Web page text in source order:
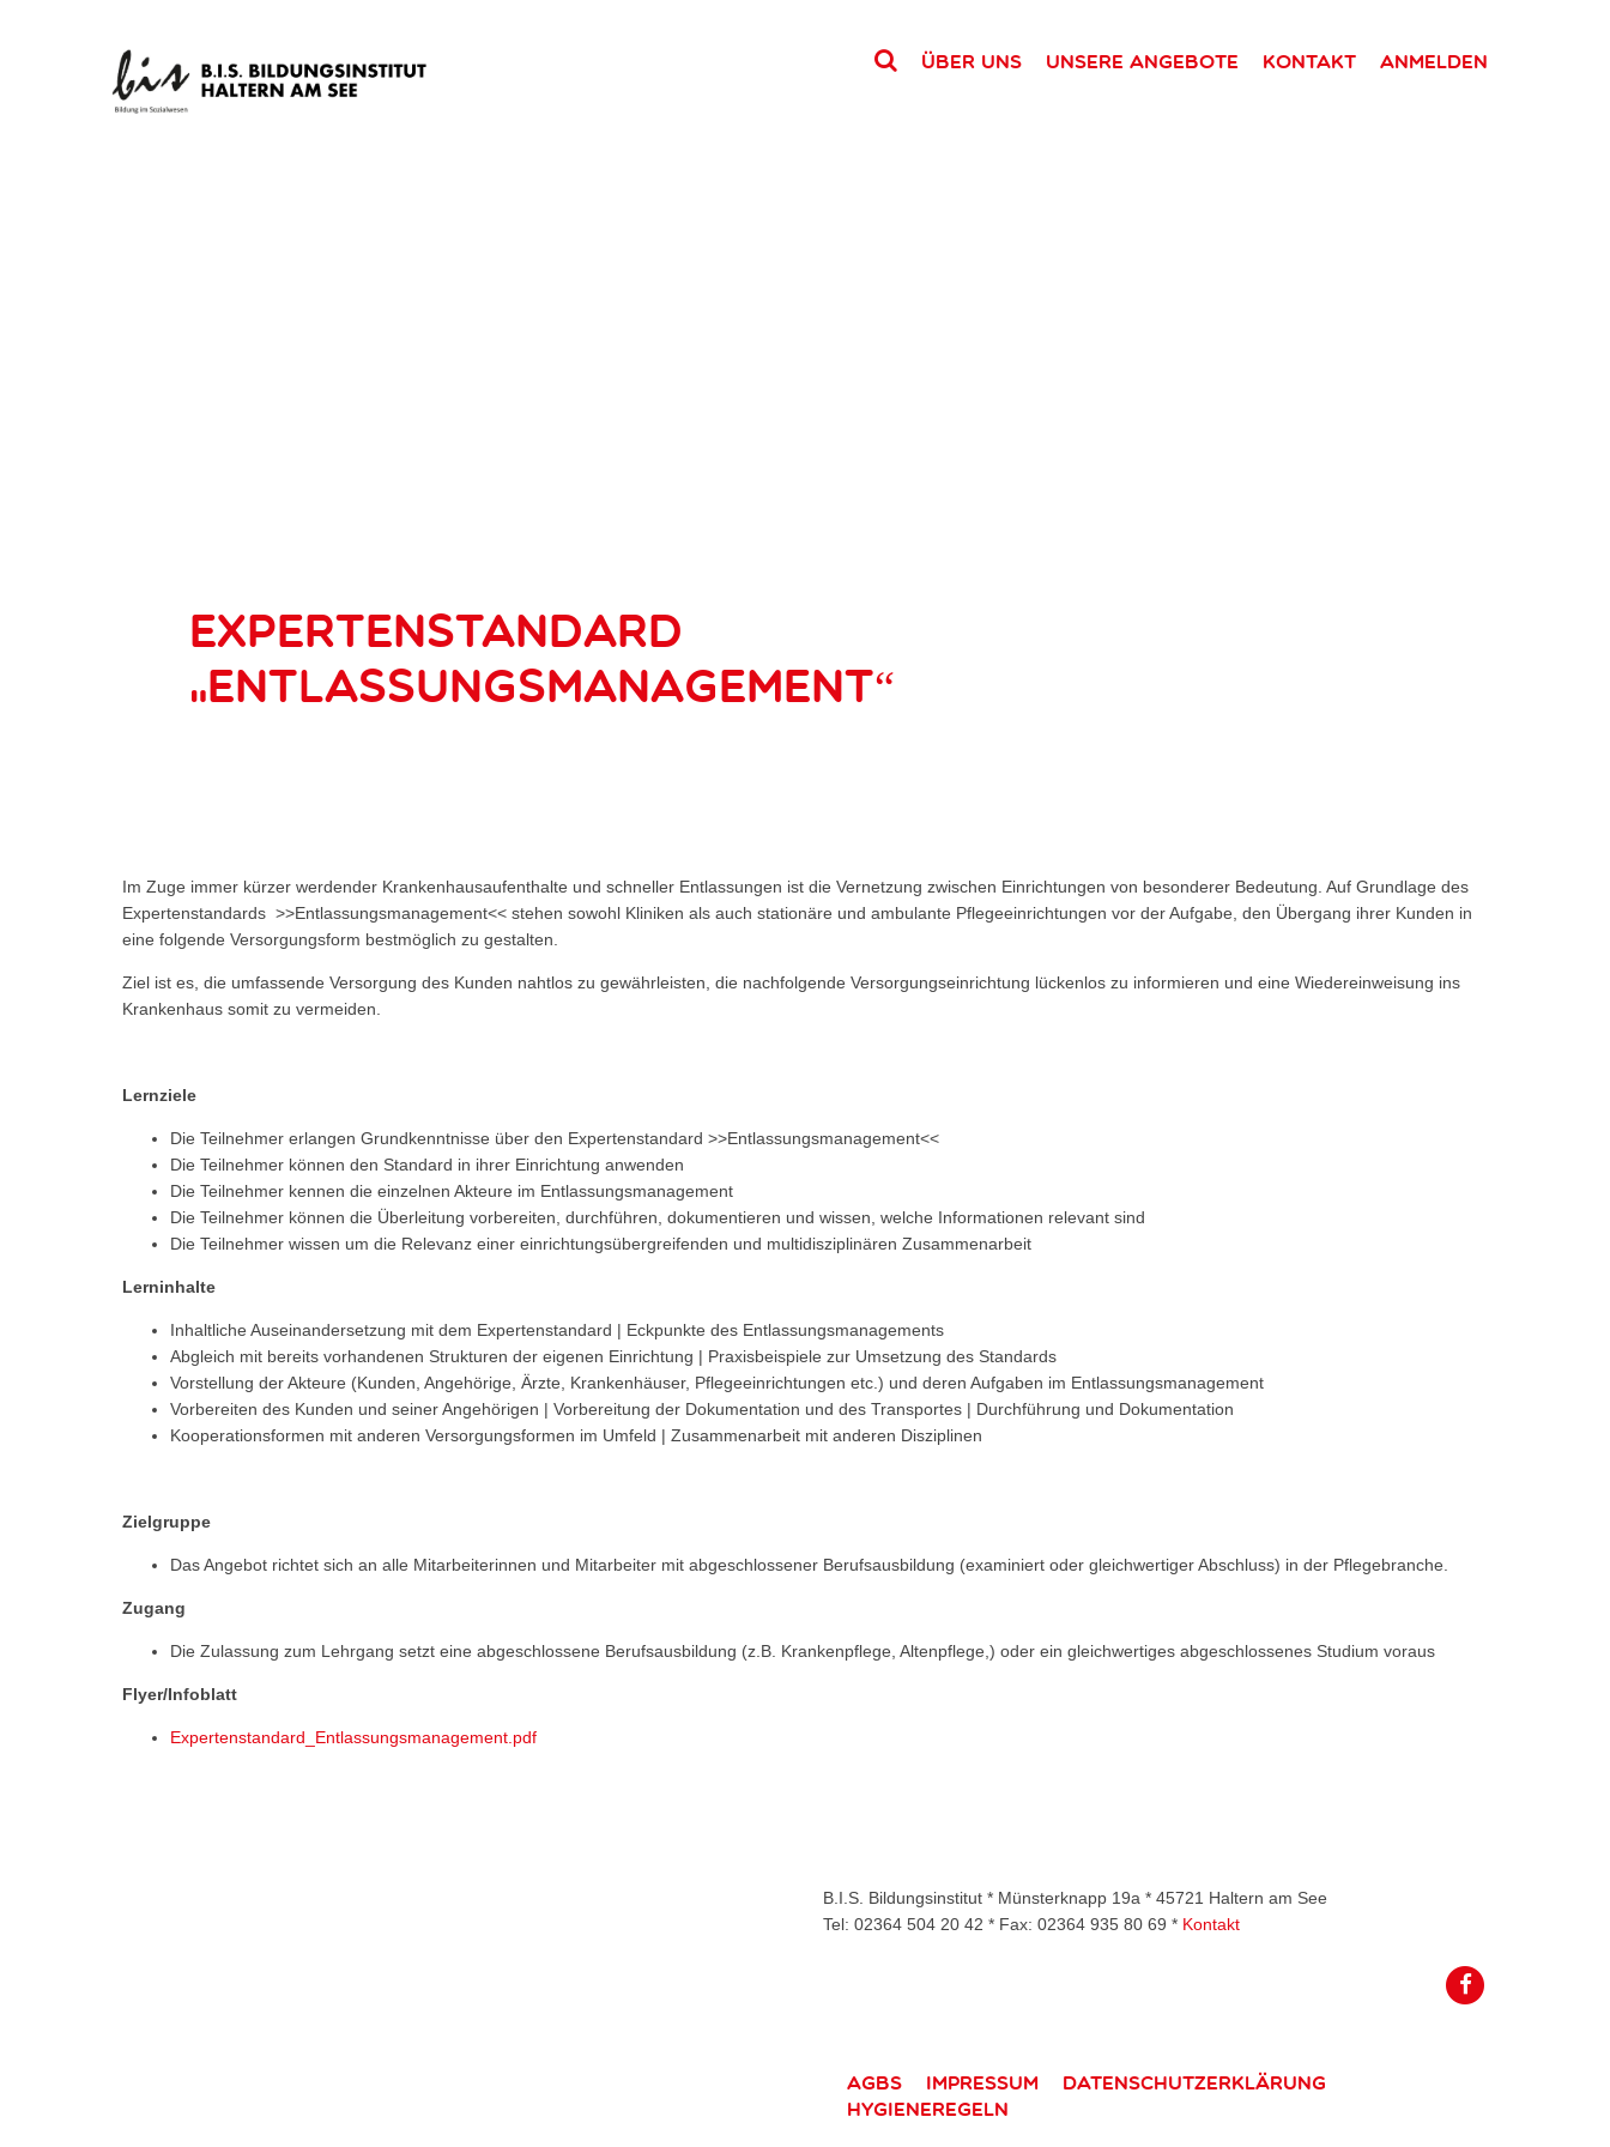
Über uns Unsere Angebote Kontakt Anmelden
Expertenstandard
„Entlassungsmanagement“
Im Zuge immer kürzer werdender Krankenhausaufenthalte und schneller Entlassungen ist die Vernetzung zwischen Einrichtungen von besonderer Bedeutung. Auf Grundlage des
Expertenstandards >>Entlassungsmanagement<< stehen sowohl Kliniken als auch stationäre und ambulante Pflegeeinrichtungen vor der Aufgabe, den Übergang ihrer Kunden in
eine folgende Versorgungsform bestmöglich zu gestalten.
Ziel ist es, die umfassende Versorgung des Kunden nahtlos zu gewährleisten, die nachfolgende Versorgungseinrichtung lückenlos zu informieren und eine Wiedereinweisung ins
Krankenhaus somit zu vermeiden.
Lernziele
Die Teilnehmer erlangen Grundkenntnisse über den Expertenstandard >>Entlassungsmanagement<<
Die Teilnehmer können den Standard in ihrer Einrichtung anwenden
Die Teilnehmer kennen die einzelnen Akteure im Entlassungsmanagement
Die Teilnehmer können die Überleitung vorbereiten, durchführen, dokumentieren und wissen, welche Informationen relevant sind
Die Teilnehmer wissen um die Relevanz einer einrichtungsübergreifenden und multidisziplinären Zusammenarbeit
Lerninhalte
Inhaltliche Auseinandersetzung mit dem Expertenstandard | Eckpunkte des Entlassungsmanagements
Abgleich mit bereits vorhandenen Strukturen der eigenen Einrichtung | Praxisbeispiele zur Umsetzung des Standards
Vorstellung der Akteure (Kunden, Angehörige, Ärzte, Krankenhäuser, Pflegeeinrichtungen etc.) und deren Aufgaben im Entlassungsmanagement
Vorbereiten des Kunden und seiner Angehörigen | Vorbereitung der Dokumentation und des Transportes | Durchführung und Dokumentation
Kooperationsformen mit anderen Versorgungsformen im Umfeld | Zusammenarbeit mit anderen Disziplinen
Zielgruppe
Das Angebot richtet sich an alle Mitarbeiterinnen und Mitarbeiter mit abgeschlossener Berufsausbildung (examiniert oder gleichwertiger Abschluss) in der Pflegebranche.
Zugang
Die Zulassung zum Lehrgang setzt eine abgeschlossene Berufsausbildung (z.B. Krankenpflege, Altenpflege,) oder ein gleichwertiges abgeschlossenes Studium voraus
Flyer/Infoblatt
Expertenstandard_Entlassungsmanagement.pdf
B.I.S. Bildungsinstitut * Münsterknapp 19a * 45721 Haltern am See
Tel: 02364 504 20 42 * Fax: 02364 935 80 69 * Kontakt
AGBs Impressum
Datenschutzerklärung
Hygieneregeln